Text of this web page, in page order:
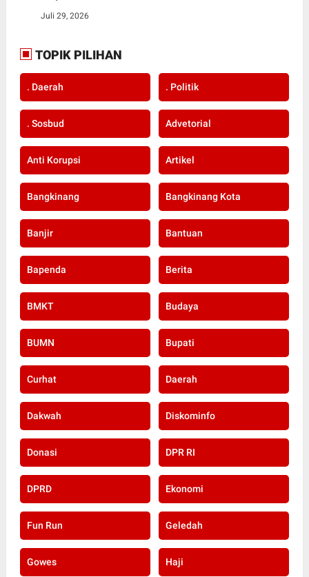
Juli 29, 2026
TOPIK PILIHAN
. Daerah . Politik
. Sosbud Advetorial
Anti Korupsi Artikel
Bangkinang Bangkinang Kota
Banjir Bantuan
Bapenda Berita
BMKT Budaya
BUMN Bupati
Curhat Daerah
Dakwah Diskominfo
Donasi DPR RI
DPRD Ekonomi
Fun Run Geledah
Gowes Haji